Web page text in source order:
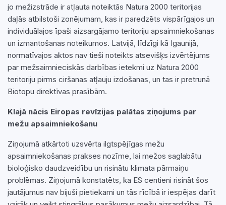
jo mežizstrāde ir atļauta noteiktās Natura 2000 teritorijas
daļās atbilstoši zonējumam, kas ir paredzēts vispārīgajos un
individuālajos īpaši aizsargājamo teritoriju apsaimniekošanas
un izmantošanas noteikumos. Latvijā, līdzīgi kā Igaunijā,
normatīvajos aktos nav tieši noteikts atsevišķs izvērtējums
par mežsaimnieciskās darbības ietekmi uz Natura 2000
teritoriju pirms ciršanas atļauju izdošanas, un tas ir pretrunā
Biotopu direktīvas prasībām.
Klajā nācis Eiropas revīzijas palātas ziņojums par
mežu apsaimniekošanu
Ziņojumā atkārtoti uzsvērta ilgtspējīgas mežu
apsaimniekošanas prakses nozīme, lai mežos saglabātu
bioloģisko daudzveidību un risinātu klimata pārmaiņu
problēmas. Ziņojumā konstatēts, ka ES centieni risināt šos
jautājumus nav bijuši pietiekami un tās rīcībā ir iespējas darīt